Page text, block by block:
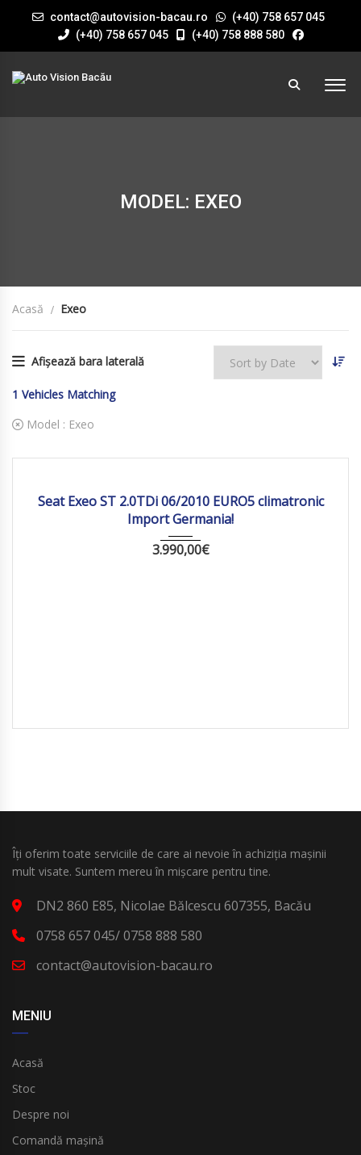
contact@autovision-bacau.ro
(+40) 758 657 045
(+40) 758 657 045
(+40) 758 888 580
MODEL: EXEO
Acasă Exeo
Afișează bara laterală
1 Vehicles Matching
Model : Exeo
Seat Exeo ST 2.0TDi 06/2010 EURO5 climatronic
Import Germania!
3.990,00€
Îți oferim toate serviciile de care ai nevoie în achiziția mașinii
mult visate. Suntem mereu în mișcare pentru tine.
DN2 860 E85, Nicolae Bălcescu 607355, Bacău
0758 657 045/ 0758 888 580
contact@autovision-bacau.ro
MENIU
Acasă
Stoc
Despre noi
Comandă mașină